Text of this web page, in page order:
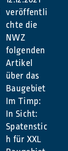
veröffentli
chte die
NWZ
folgenden
Artikel
über das
Baugebiet
Im Timp:
In Sicht:
Spatenstic
h für XXL